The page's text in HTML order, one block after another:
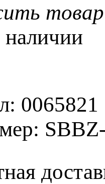
товар
наличии
0065821